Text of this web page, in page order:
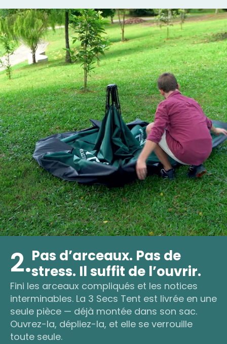
2.Pas d’arceaux. Pas de
stress. Il suffit de l’ouvrir.
Fini les arceaux compliqués et les notices
interminables. La 3 Secs Tent est livrée en une
seule pièce — déjà montée dans son sac.
Ouvrez-la, dépliez-la, et elle se verrouille
toute seule.